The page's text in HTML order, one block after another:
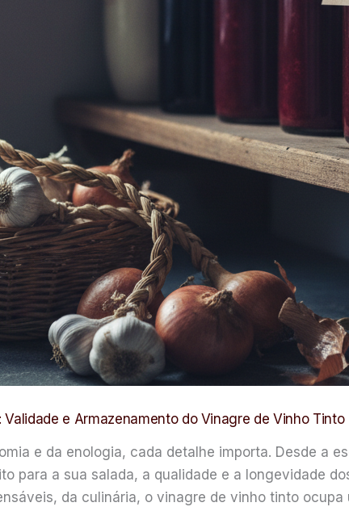
Validade e Armazenamento do Vinagre de Vinho Tinto
e da enologia, cada detalhe importa. Desde a
para a sua salada, a qualidade e a longevidade
da culinária, o vinagre de vinho tinto